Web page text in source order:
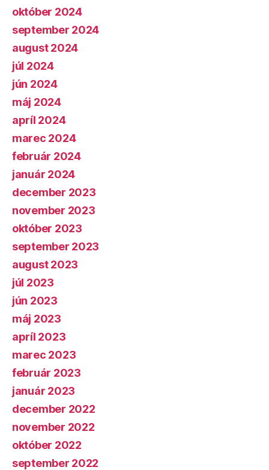
október 2024
september 2024
august 2024
júl 2024
jún 2024
máj 2024
apríl 2024
marec 2024
február 2024
január 2024
december 2023
november 2023
október 2023
september 2023
august 2023
júl 2023
jún 2023
máj 2023
apríl 2023
marec 2023
február 2023
január 2023
december 2022
november 2022
október 2022
september 2022